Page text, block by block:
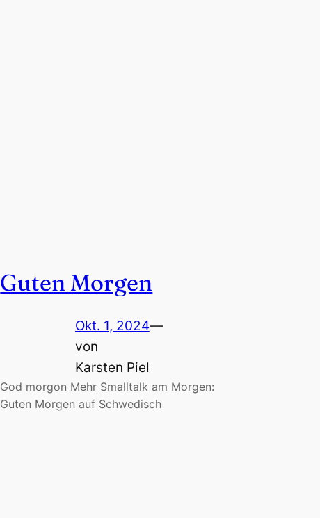
Guten Morgen
Okt. 1, 2024—
von
Karsten Piel
God morgon Mehr Smalltalk am Morgen:
Guten Morgen auf Schwedisch